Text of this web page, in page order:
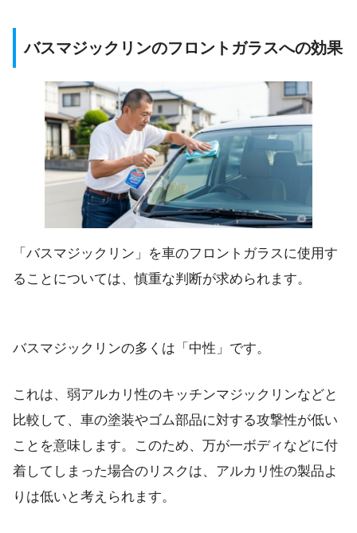
バスマジックリンのフロントガラスへの効果
「バスマジックリン」を車のフロントガラスに使用す
ることについては、慎重な判断が求められます。
バスマジックリンの多くは「中性」です。
これは、弱アルカリ性のキッチンマジックリンなどと
比較して、車の塗装やゴム部品に対する攻撃性が低い
ことを意味します。このため、万が一ボディなどに付
着してしまった場合のリスクは、アルカリ性の製品よ
りは低いと考えられます。